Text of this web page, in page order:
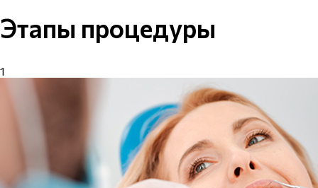
Этапы процедуры
1